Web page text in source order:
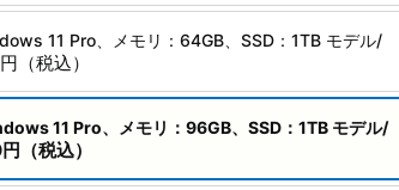
11 Pro、メモリ：64GB、SSD：1TB モデル/
（税込）
11 Pro、メモリ：96GB、SSD：1TB モデル/
（税込）